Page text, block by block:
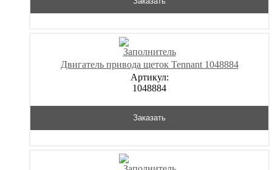
Двигатель привода щеток Tennant 1048884
Артикул:
1048884
Заказать